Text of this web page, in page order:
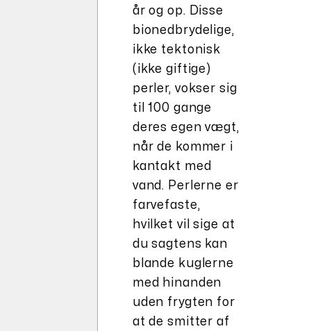
år og op. Disse
bionedbrydelige,
ikke tektonisk
(ikke giftige)
perler, vokser sig
til 100 gange
deres egen vægt,
når de kommer i
kantakt med
vand. Perlerne er
farvefaste,
hvilket vil sige at
du sagtens kan
blande kuglerne
med hinanden
uden frygten for
at de smitter af